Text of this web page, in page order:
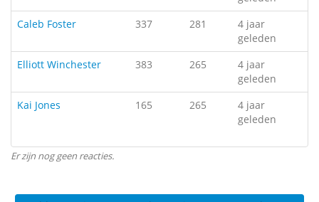
Caleb Foster
337 281
4 jaar
geleden
Elliott Winchester
383 265
4 jaar
geleden
Kai Jones
165 265
4 jaar
geleden
Er zijn nog geen reacties.